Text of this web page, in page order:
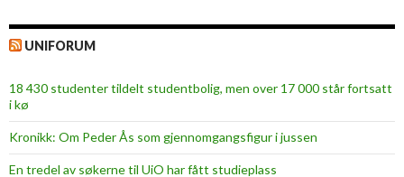
UNIFORUM
18 430 studenter tildelt studentbolig, men over 17 000 står fortsatt
i kø
Kronikk: Om Peder Ås som gjennomgangsfigur i jussen
En tredel av søkerne til UiO har fått studieplass